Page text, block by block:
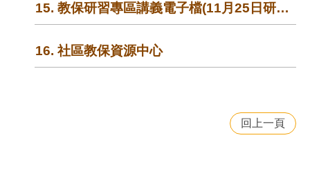
15. 教保研習專區講義電子檔(11月25日研習-用藥安全)
16. 社區教保資源中心
回上一頁